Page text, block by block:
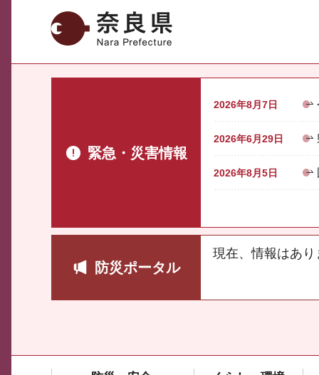
奈良県
緊急・災害情報
2026年8月7日
2026年6月29日
2026年8月5日
防災ポータル
現在、情報はあり